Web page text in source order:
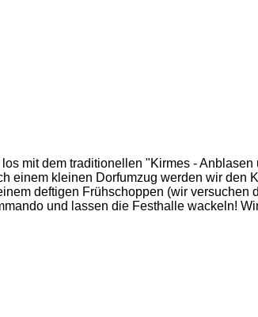
mit dem traditionellen "Kirmes -
einem kleinen Dorfumzug werden wir
deftigen Frühschoppen (wir
und lassen die Festhalle wackeln!